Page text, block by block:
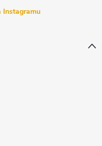
Instagramu